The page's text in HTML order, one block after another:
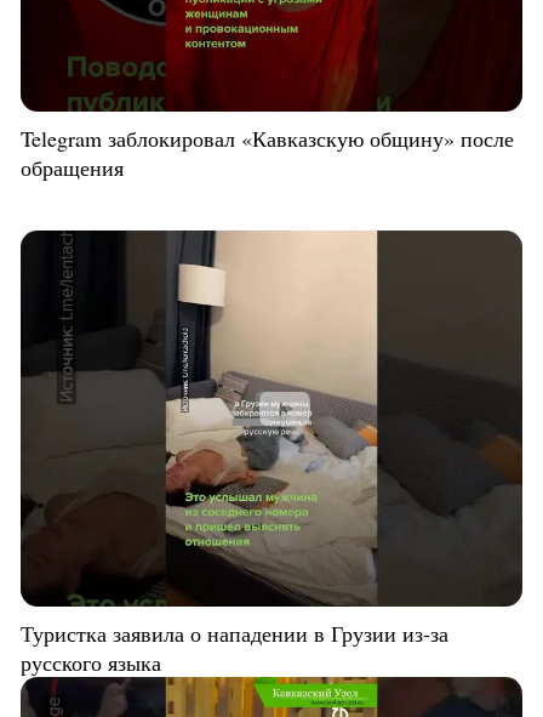
Telegram заблокировал «Кавказскую общину» после
обращения
Туристка заявила о нападении в Грузии из-за
русского языка